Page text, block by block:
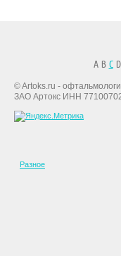
A B CD
© Artoks.ru -
ЗАО Артокс ИНН
Разное